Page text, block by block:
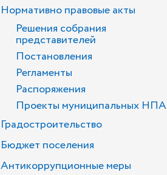
Нормативно правовые акты
Решения собрания
представителей
Постановления
Регламенты
Распоряжения
Проекты муниципальных НПА
Градостроительство
Бюджет поселения
Антикоррупционные меры